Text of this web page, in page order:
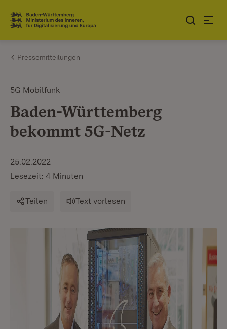
Zum Inhalt springen
Link zur Startseite
Pressemitteilungen
5G Mobilfunk
Baden-Württemberg
bekommt 5G-Netz
25.02.2022
Lesezeit: 4 Minuten
Teilen Text vorlesen